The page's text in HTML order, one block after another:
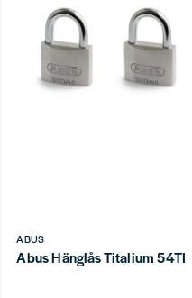
ABUS
Abus Hänglås Titalium